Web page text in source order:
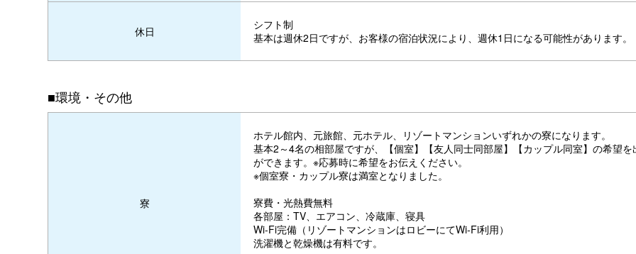
休日
シフト制
基本は週休2日ですが、お客様の宿泊状況により、週休1日になる可能性があります。
■環境・その他
寮
ホテル館内、元旅館、元ホテル、リゾートマンションいずれかの寮になります。
基本2～4名の相部屋ですが、【個室】【友人同士同部屋】【カップル同室】の希望を
ができます。※応募時に希望をお伝えください。
※個室寮・カップル寮は満室となりました。
寮費・光熱費無料
各部屋：TV、エアコン、冷蔵庫、寝具
Wi-Fi完備（リゾートマンションはロビーにてWi-Fi利用）
洗濯機と乾燥機は有料です。